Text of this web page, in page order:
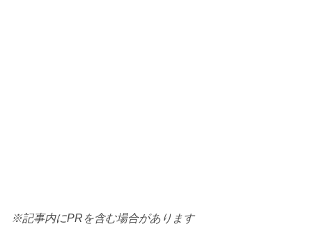
※記事内にPRを含む場合があります